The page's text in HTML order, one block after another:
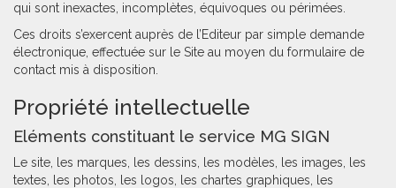
qui sont inexactes, incomplètes, équivoques ou périmées.
Ces droits s’exercent auprès de l’Editeur par simple demande
électronique, effectuée sur le Site au moyen du formulaire de
contact mis à disposition.
Propriété intellectuelle
Eléments constituant le service MG SIGN
Le site, les marques, les dessins, les modèles, les images, les
textes, les photos, les logos, les chartes graphiques, les